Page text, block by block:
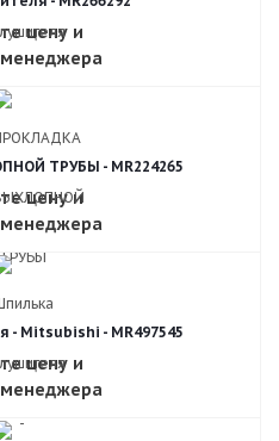
цену и
ТРУБЫ - MR224265
цену и
- Mitsubishi - MR497545
цену и